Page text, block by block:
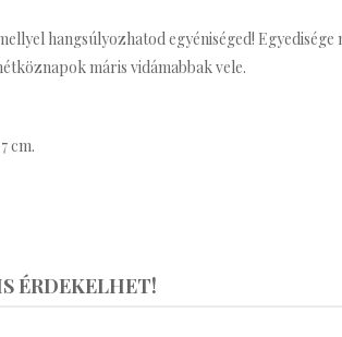
hangsúlyozhatod egyéniséged! Egyedisége
máris vidámabbak vele.
cm.
ÉRDEKELHET!